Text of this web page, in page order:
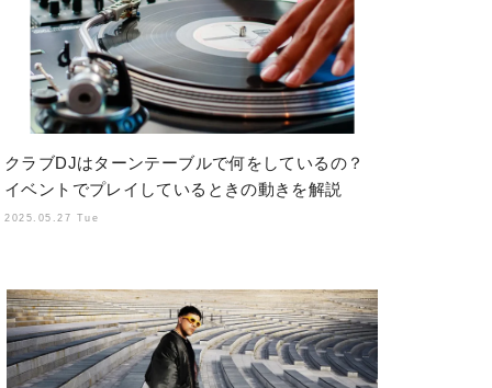
クラブDJはターンテーブルで何をしているの？
イベントでプレイしているときの動きを解説
2025.05.27 Tue